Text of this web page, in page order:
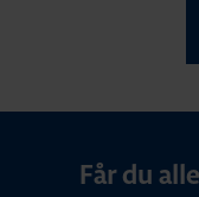
Får du